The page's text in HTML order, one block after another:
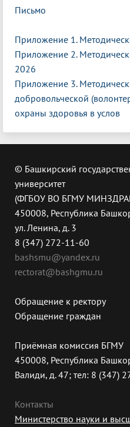
Письмо
Приложение 1.
Приложение 2.
2026
Приложение 3.
добровольческой
охраны здоровья в услов
© Башкирский
университет
(ФГБОУ ВО БГМУ
450008, Республика
ул. Ленина, д. 3
8 (347) 272-11-60
bashsmu@yandex.ru
rectorat@bashgmu.ru
Обращение к ректору
Обращение граждан
Приёмная комиссия БГМУ
450008, Республика
Валиди, д. 47; тел: 8 (347)
Контакты
Министерство науки и